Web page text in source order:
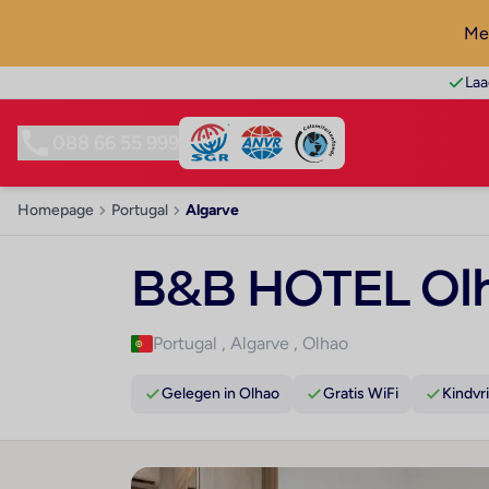
Homepage Portugal Algarve
B&B HOTEL
Portugal , Algarve , Olhao
Gelegen in Olhao Gratis WiFi